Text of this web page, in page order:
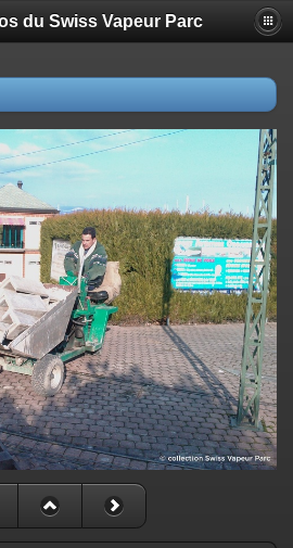
du Swiss Vapeur Parc